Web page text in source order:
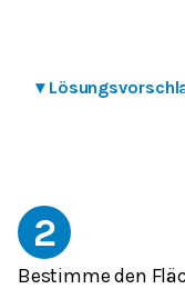
▾
2
Bestimme den